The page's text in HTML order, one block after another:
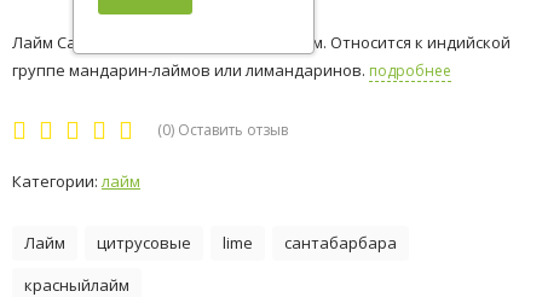
Лайм Санта Барбара - это сладкий лайм. Относится к индийской
группе мандарин-лаймов или лимандаринов. подробнее
(0) Оставить отзыв
Категории:лайм
Лайм цитрусовые lime
сантабарбара
красныйлайм